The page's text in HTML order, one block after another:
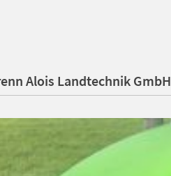
Alois Landtechnik GmbH